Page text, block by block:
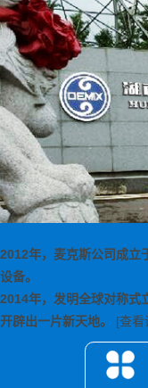
2012年，麦克斯公司成立
设备。
2014年，发明全球对称式
开辟出一片新天地。
[查看